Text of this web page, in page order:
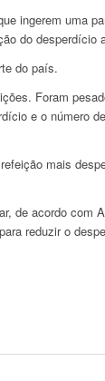
ingerem uma
do desperdício
do país.
Foram
e o número
mais
de acordo com
reduzir o